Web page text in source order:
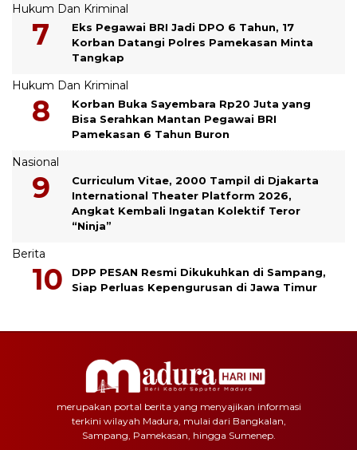
Hukum Dan Kriminal
Eks Pegawai BRI Jadi DPO 6 Tahun, 17
Korban Datangi Polres Pamekasan Minta
Tangkap
Hukum Dan Kriminal
Korban Buka Sayembara Rp20 Juta yang
Bisa Serahkan Mantan Pegawai BRI
Pamekasan 6 Tahun Buron
Nasional
Curriculum Vitae, 2000 Tampil di Djakarta
International Theater Platform 2026,
Angkat Kembali Ingatan Kolektif Teror
“Ninja”
Berita
DPP PESAN Resmi Dikukuhkan di Sampang,
Siap Perluas Kepengurusan di Jawa Timur
merupakan portal berita yang menyajikan informasi
terkini wilayah Madura, mulai dari Bangkalan,
Sampang, Pamekasan, hingga Sumenep.